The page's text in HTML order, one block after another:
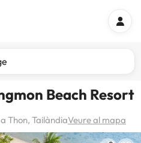
Beach Resort
Thon, TailàndiaVeure al mapa